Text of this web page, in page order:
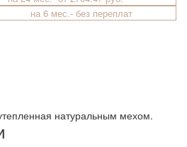
на 6 мес.- без переплат
натуральным мехом.